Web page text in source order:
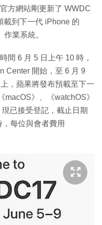
方網站剛更新了 WWDC
載到下一代 iPhone 的
作業系統。
間 6 月 5 日上午 10 時，
Center 開始，至 6 月 9
，蘋果將發布預載至下一
》、《watchOS》
已接受登記，截止日期
每位與會者費用